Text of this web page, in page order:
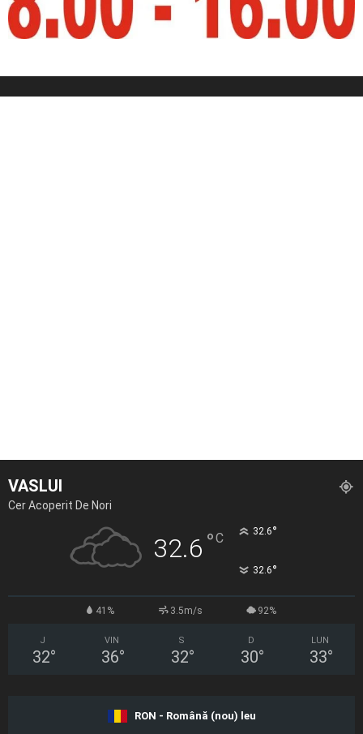
VASLUI
Cer Acoperit De Nori
32.6 °C 32.6°
32.6°
41% 3.5m/s 92%
J
32°
VIN
36°
S
32°
D
30°
LUN
33°
RON - Română (nou) leu